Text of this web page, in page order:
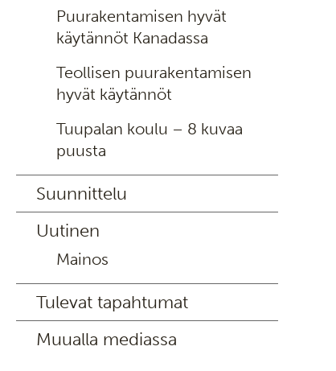
Puurakentamisen hyvät
käytännöt Kanadassa
Teollisen puurakentamisen
hyvät käytännöt
Tuupalan koulu – 8 kuvaa
puusta
Suunnittelu
Uutinen
Mainos
Tulevat tapahtumat
Muualla mediassa